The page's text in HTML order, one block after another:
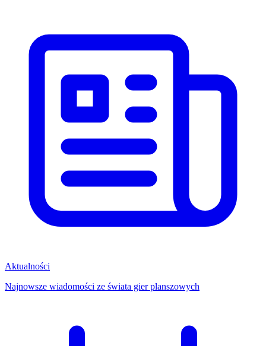
Aktualności
Najnowsze wiadomości ze świata gier planszowych